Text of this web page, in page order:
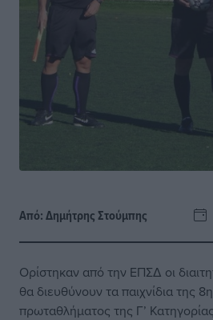
Από:Δημήτρης Στούμπης
Ορίστηκαν από την ΕΠΣΔ οι
θα διευθύνουν τα παιχνίδια της
πρωταθλήματος της Γ’